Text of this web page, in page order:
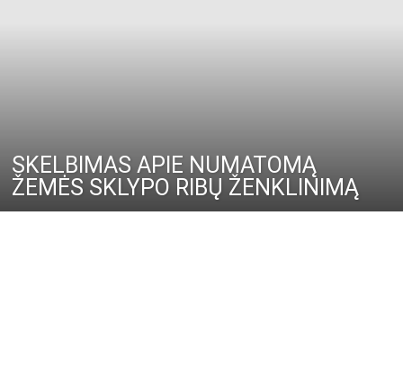
SKELBIMAS APIE NUMATOMĄ
ŽEMĖS SKLYPO RIBŲ ŽENKLINIMĄ